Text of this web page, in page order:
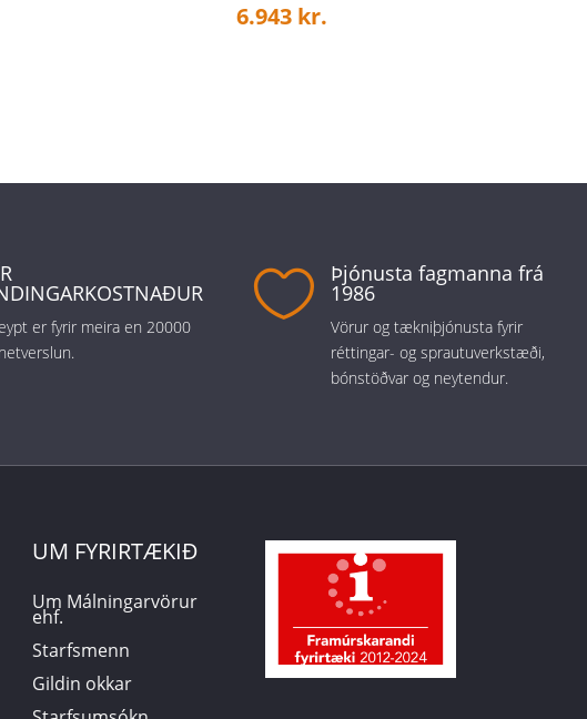
6.943 kr.
er fyrir meira en 20000
 Þjónusta fagmanna frá
1986
Vörur og tækniþjónusta fyrir
réttingar- og sprautuverkstæði,
bónstöðvar og neytendur.
UM FYRIRTÆKIÐ
Um Málningarvörur
ehf.
Starfsmenn
Gildin okkar